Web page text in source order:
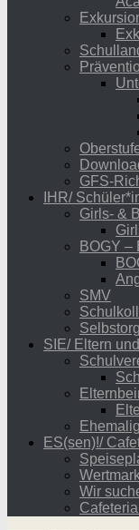
GFS-
IHR/
Girls- &
BOGY –
SMV
SIE/ Eltern
ES(sen)!/
Wir
Cafeteria